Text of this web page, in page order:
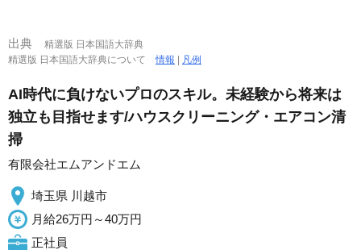
出典
精選版 日本国語大辞典
精選版 日本国語大辞典について情報 | 凡例
AI時代に負けないプロのスキル。未経験から将来は
独立も目指せます/ハウスクリーニング・エアコン清
掃
有限会社エムアンドエム
埼玉県 川越市
月給26万円～40万円
正社員